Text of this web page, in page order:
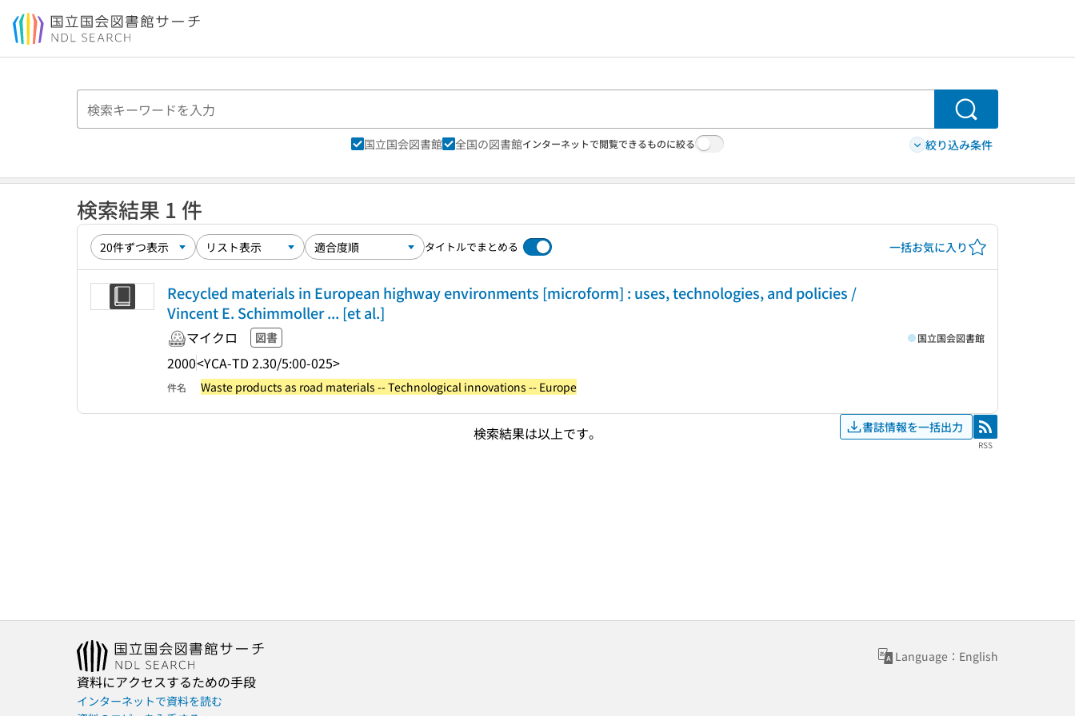
本文へ移動
検索
国立国会図書館 全国の図書館インターネットで閲覧できるものに絞る 絞り込み条件
検索結果 1 件
タイトルでまとめる 一括お気に入り
Recycled materials in European highway environments [microform] : uses, technologies, and policies /
Vincent E. Schimmoller ... [et al.]
マイクロ 図書
2000<YCA-TD 2.30/5:00-025>
国立国会図書館
件名 Waste products as road materials -- Technological innovations -- Europe
検索結果は以上です。 書誌情報を一括出力 RSS
RSS
Language：English
資料にアクセスするための手段
インターネットで資料を読む